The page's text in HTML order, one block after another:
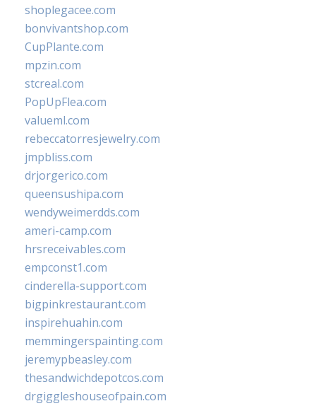
shoplegacee.com
bonvivantshop.com
CupPlante.com
mpzin.com
stcreal.com
PopUpFlea.com
valueml.com
rebeccatorresjewelry.com
jmpbliss.com
drjorgerico.com
queensushipa.com
wendyweimerdds.com
ameri-camp.com
hrsreceivables.com
empconst1.com
cinderella-support.com
bigpinkrestaurant.com
inspirehuahin.com
memmingerspainting.com
jeremypbeasley.com
thesandwichdepotcos.com
drgiggleshouseofpain.com